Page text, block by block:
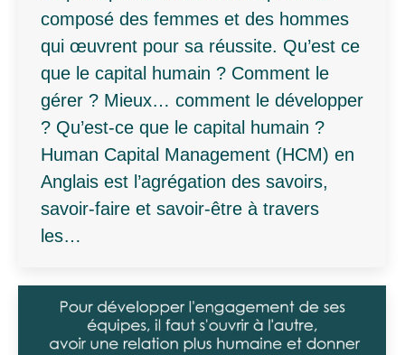
composé des femmes et des hommes
qui œuvrent pour sa réussite. Qu’est ce
que le capital humain ? Comment le
gérer ? Mieux… comment le développer
? Qu’est-ce que le capital humain ?
Human Capital Management (HCM) en
Anglais est l’agrégation des savoirs,
savoir-faire et savoir-être à travers
les…